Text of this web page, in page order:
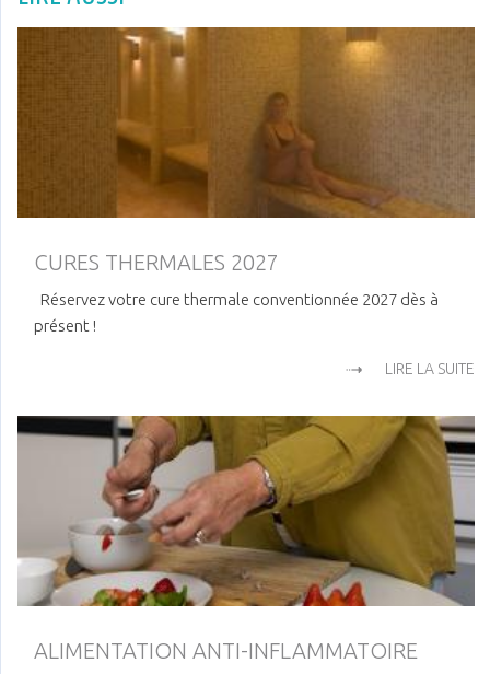
CURES THERMALES 2027
Réservez votre cure thermale conventionnée 2027 dès à
présent !
LIRE LA SUITE
ALIMENTATION ANTI-INFLAMMATOIRE